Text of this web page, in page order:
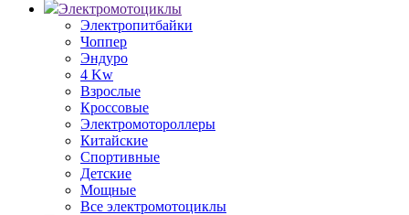
Электромотоциклы
Электропитбайки
Чоппер
Эндуро
4 Kw
Взрослые
Кроссовые
Электромотороллеры
Китайские
Спортивные
Детские
Мощные
Все электромотоциклы